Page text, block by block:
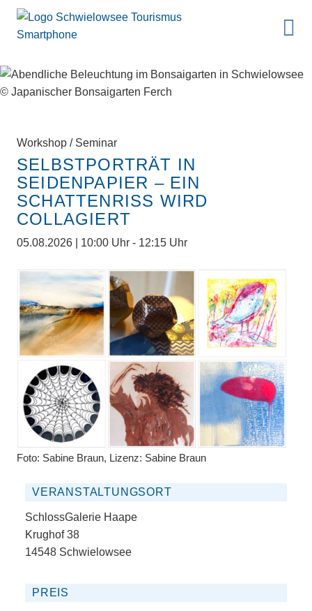
Workshop / Seminar
SELBSTPORTRÄT IN
SEIDENPAPIER – EIN
SCHATTENRISS WIRD
COLLAGIERT
05.08.2026 | 10:00 Uhr - 12:15 Uhr
Foto: Sabine Braun, Lizenz: Sabine Braun
VERANSTALTUNGSORT
SchlossGalerie Haape
Krughof 38
14548 Schwielowsee
PREIS